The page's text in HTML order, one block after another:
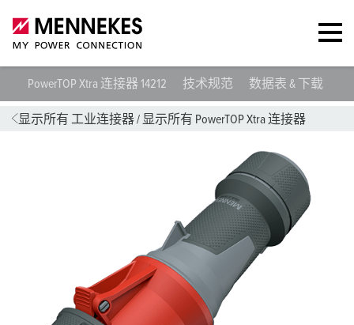
PowerTOP Xtra 连接器 14212 技术规范 数据表 & 下载
显示所有 工业连接器/ 显示所有 PowerTOP Xtra 连接器